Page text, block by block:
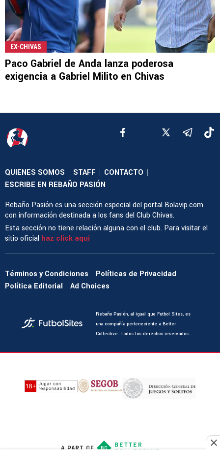
EX-CHIVAS
Paco Gabriel de Anda lanza poderosa
exigencia a Gabriel Milito en Chivas
QUIENES SOMOS STAFF CONTACTO
ESCRIBE EN REBAÑO PASIÓN
Rebaño Pasión es una sección especial del portal Bolavip.com
con información destinada a los fans del Club Chivas.
Esta sección no tiene relación alguna con el club. Para visitar el
sitio oficial haz click aquí
Términos y Condiciones
Políticas de Privacidad
Política Editorial
Ad Choices
Rebaño Pasión, al igual que Futbol Sites, es
una compañía perteneciente a Better
Collective. Todos los derechos reservados.